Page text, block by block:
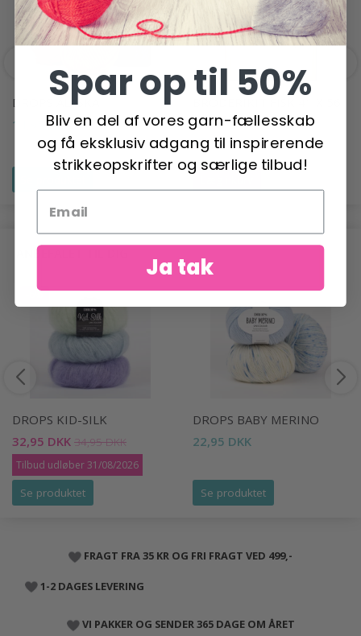
DROPS ALASKA
14,95 DKK
CM 5676
355,00 DKK
ANBEFALET TIL DIG
-6%
DROPS KID-SILK
32,95 DKK 34,95 DKK
Tilbud udløber 31/08/2026
Se produktet
DROPS BABY MERINO
22,95 DKK
Se produktet
FRAGT FRA 35 KR OG FRI FRAGT VED 499,-
1-2 DAGES LEVERING
VI PAKKER OG SENDER 365 DAGE OM ÅRET
Spar op til 50%
Bliv en del af vores garn-fællesskab
og få eksklusiv adgang til inspirerende
strikkeopskrifter og særlige tilbud!
Ja tak